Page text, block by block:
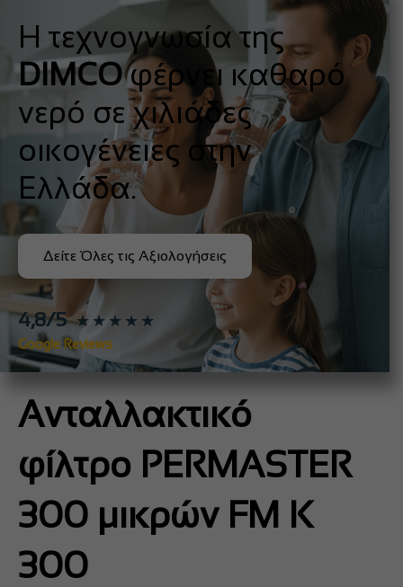
Η τεχνογνωσία της
DIMCOφέρνει καθαρό
νερό σε χιλιάδες
οικογένειες στην
Ελλάδα.
Δείτε Όλες τις Αξιολογήσεις
4,8/5 ★★★★★
Google Reviews
Ανταλλακτικό
φίλτρο PERMASTER
300 μικρών FM K
300